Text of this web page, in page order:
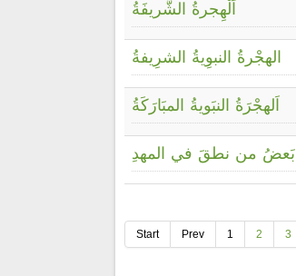
اَلْهِجرةُ الشَّريفَةُ
الهجْرةُ النبوِيةُ الشرِيفةُ
اَلهجْرَةُ النبَويةُ المبَارَكَةُ
بَعضُ من نطقَ في المهدِ
Start Prev 1 2 3